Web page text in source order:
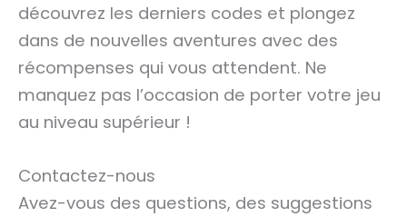
découvrez les derniers codes et plongez
dans de nouvelles aventures avec des
récompenses qui vous attendent. Ne
manquez pas l’occasion de porter votre jeu
au niveau supérieur !
Contactez-nous
Avez-vous des questions, des suggestions